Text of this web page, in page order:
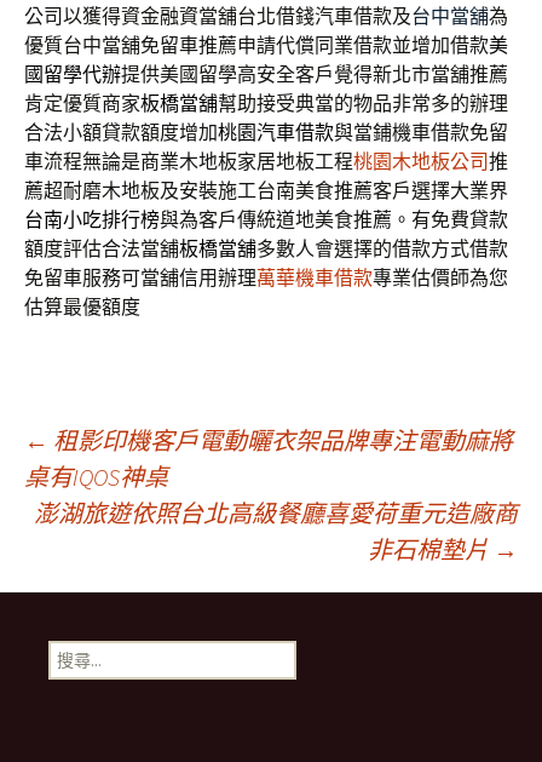
公司以獲得資金融資當舖台北借錢汽車借款及台中當舖為
優質台中當舖免留車推薦申請代償同業借款並增加借款美
國留學代辦提供美國留學高安全客戶覺得新北市當舖推薦
肯定優質商家板橋當舖幫助接受典當的物品非常多的辦理
合法小額貸款額度增加桃園汽車借款與當鋪機車借款免留
車流程無論是商業木地板家居地板工程桃園木地板公司推
薦超耐磨木地板及安裝施工台南美食推薦客戶選擇大業界
台南小吃排行榜與為客戶傳統道地美食推薦。有免費貸款
額度評估合法當舖板橋當舖多數人會選擇的借款方式借款
免留車服務可當舖信用辦理萬華機車借款專業估價師為您
估算最優額度
文
章
導
覽
← 租影印機客戶電動曬衣架品牌專注電動麻將
桌有IQOS神桌
澎湖旅遊依照台北高級餐廳喜愛荷重元造廠商
非石棉墊片 →
搜
尋